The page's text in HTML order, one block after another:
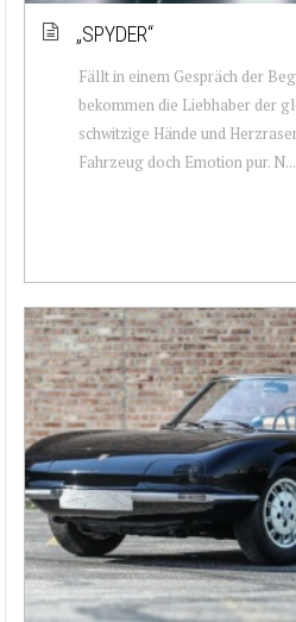
„SPYDER“
Fällt in einem Gespräch der
bekommen die Liebhaber der
schwitzige Hände und
Fahrzeug doch Emotion pur. N...